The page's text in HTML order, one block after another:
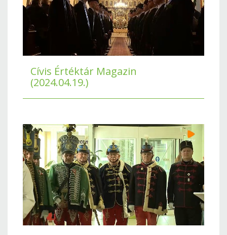
Cívis Értéktár Magazin
(2024.04.19.)